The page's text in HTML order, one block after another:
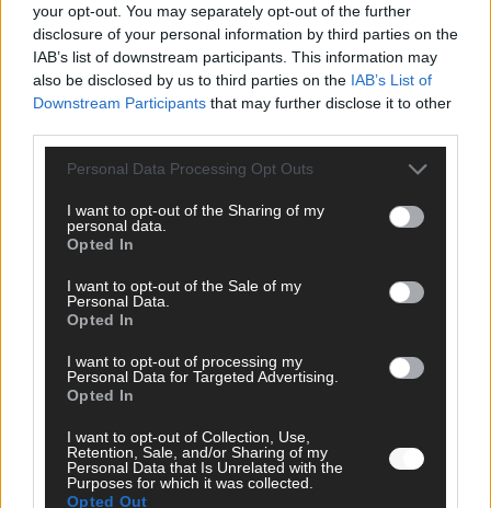
your opt-out. You may separately opt-out of the further
disclosure of your personal information by third parties on the
IAB’s list of downstream participants. This information may
also be disclosed by us to third parties on the IAB’s List of
Downstream Participants that may further disclose it to other
Personal Data Processing Opt Outs
I want to opt-out of the Sharing of my
personal data.
Opted In
I want to opt-out of the Sale of my
Personal Data.
Opted In
I want to opt-out of processing my
Personal Data for Targeted Advertising.
Opted In
I want to opt-out of Collection, Use,
Retention, Sale, and/or Sharing of my
Personal Data that Is Unrelated with the
Purposes for which it was collected.
Opted Out
KOMMENTAR
ESC-Finale morgen: Finnland Favorit, Australien
aufgestiegen – alle 25 Acts im Kurzcheck
Mai 2026
JJ hat den Abend gerettet – der Rest des ESC-Halbfinales
Mai 2026
ESC-Halbfinale 2: Das sagen die Wettquoten – vier sicher,
sechs zittern, einer chancenlos!
Mai 2026
Wer zahlt, steht im Finale – ist das beim ESC wirklich fair?
Mai 2026